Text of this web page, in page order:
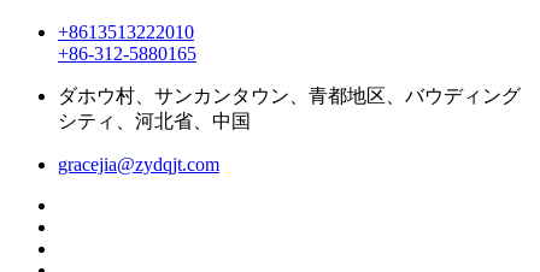
+8613513222010
+86-312-5880165
ダホウ村、サンカンタウン、青都地区、バウディング
シティ、河北省、中国
gracejia@zydqjt.com